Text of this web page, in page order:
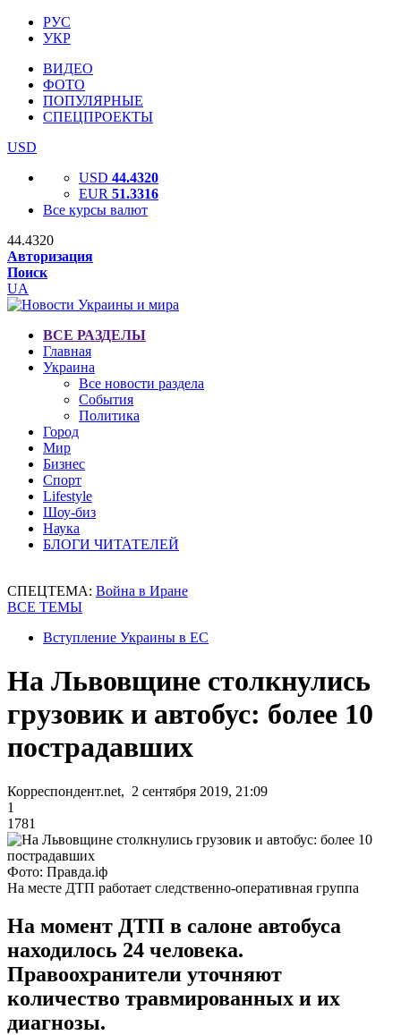
РУС
УКР
ВИДЕО
ФОТО
ПОПУЛЯРНЫЕ
СПЕЦПРОЕКТЫ
USD
USD 44.4320
EUR 51.3316
Все курсы валют
44.4320
Авторизация
Поиск
UA
ВСЕ РАЗДЕЛЫ
Главная
Украина
Все новости раздела
События
Политика
Город
Мир
Бизнес
Спорт
Lifestyle
Шоу-биз
Наука
БЛОГИ ЧИТАТЕЛЕЙ
СПЕЦТЕМА: Война в Иране
ВСЕ ТЕМЫ
Вступление Украины в ЕС
На Львовщине столкнулись
грузовик и автобус: более 10
пострадавших
Корреспондент.net, 2 сентября 2019, 21:09
1
1781
Фото: Правда.іф
На месте ДТП работает следственно-оперативная группа
На момент ДТП в салоне автобуса
находилось 24 человека.
Правоохранители уточняют
количество травмированных и их
диагнозы.